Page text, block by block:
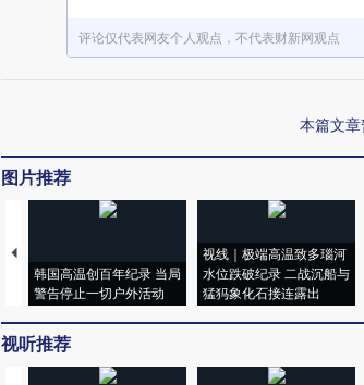
评论仅代表网友个人观点，不代表财新网观点
本篇文
图片推荐
韩国高温创百年纪录 当局
警告停止一切户外活动
视线｜极端高温致多瑙河
水位跌破纪录 二战沉船与
猛犸象化石接连露出
视听推荐